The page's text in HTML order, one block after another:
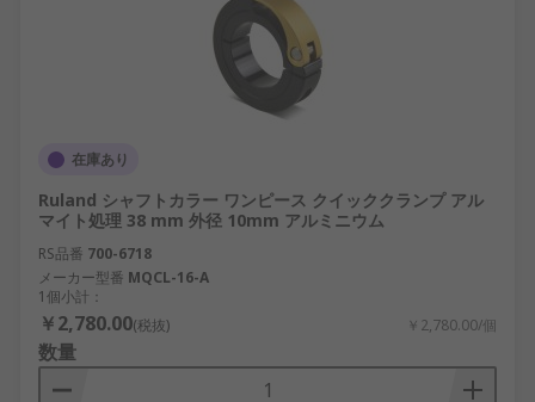
在庫あり
Ruland シャフトカラー ワンピース クイッククランプ アル
マイト処理 38 mm 外径 10mm アルミニウム
RS品番 700-6718
メーカー型番 MQCL-16-A
1個小計：
￥2,780.00(税抜) ￥2,780.00/個
数量